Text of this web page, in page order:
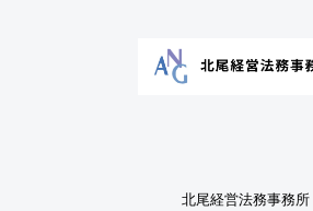
北尾経営法務事務所